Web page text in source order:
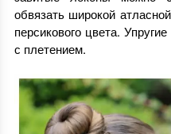
обвязать широкой
персикового цвета.
с плетением.